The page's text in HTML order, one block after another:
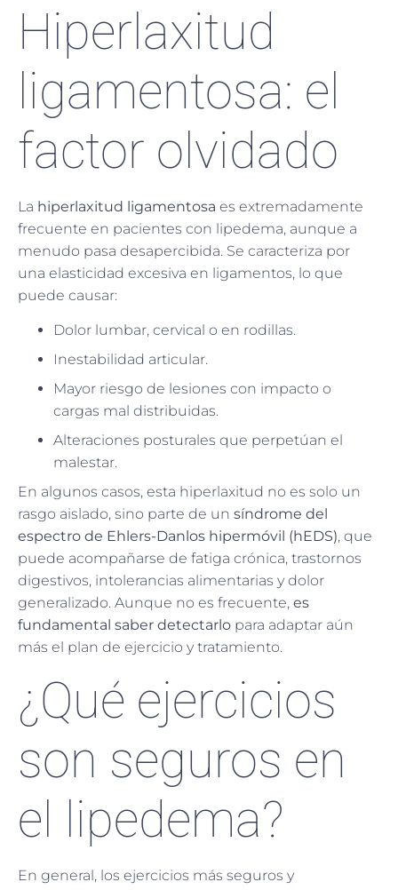
Hiperlaxitud
ligamentosa: el
factor olvidado
La hiperlaxitud ligamentosa es extremadamente
frecuente en pacientes con lipedema, aunque a
menudo pasa desapercibida. Se caracteriza por
una elasticidad excesiva en ligamentos, lo que
puede causar:
Dolor lumbar, cervical o en rodillas.
Inestabilidad articular.
Mayor riesgo de lesiones con impacto o
cargas mal distribuidas.
Alteraciones posturales que perpetúan el
malestar.
En algunos casos, esta hiperlaxitud no es solo un
rasgo aislado, sino parte de un síndrome del
espectro de Ehlers-Danlos hipermóvil (hEDS), que
puede acompañarse de fatiga crónica, trastornos
digestivos, intolerancias alimentarias y dolor
generalizado. Aunque no es frecuente, es
fundamental saber detectarlo para adaptar aún
más el plan de ejercicio y tratamiento.
¿Qué ejercicios
son seguros en
el lipedema?
En general, los ejercicios más seguros y